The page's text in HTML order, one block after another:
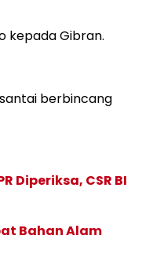
kepada Gibran.
berbincang
Diperiksa, CSR BI
Bahan Alam